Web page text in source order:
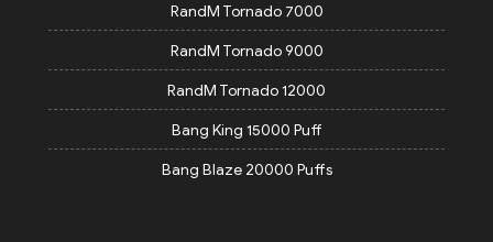
RandM Tornado 7000
RandM Tornado 9000
RandM Tornado 12000
Bang King 15000 Puff
Bang Blaze 20000 Puffs